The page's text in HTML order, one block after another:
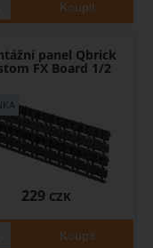
panel Qbrick
FX Board 1/2
229 CZK